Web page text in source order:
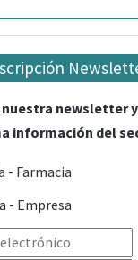
newsletter
información del
- Farmacia
- Empresa